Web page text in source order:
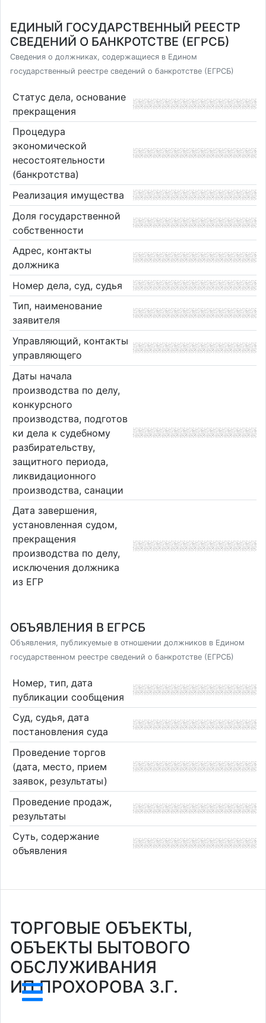
ЕДИНЫЙ ГОСУДАРСТВЕННЫЙ РЕЕСТР
СВЕДЕНИЙ О БАНКРОТСТВЕ (ЕГРСБ)
Сведения о должниках, содержащиеся в Едином
государственный реестре сведений о банкротстве (ЕГРСБ)
Статус дела, основание
прекращения
Процедура
экономической
несостоятельности
(банкротства)
Реализация имущества
Доля государственной
собственности
Адрес, контакты
должника
Номер дела, суд, судья
Тип, наименование
заявителя
Управляющий, контакты
управляющего
Даты начала
производства по делу,
конкурсного
производства, подготов
ки дела к судебному
разбирательству,
защитного периода,
ликвидационного
производства, санации
Дата завершения,
установленная судом,
прекращения
производства по делу,
исключения должника
из ЕГР
ОБЪЯВЛЕНИЯ В ЕГРСБ
Объявления, публикуемые в отношении должников в Едином
государственном реестре сведений о банкротстве (ЕГРСБ)
Номер, тип, дата
публикации сообщения
Суд, судья, дата
постановления суда
Проведение торгов
(дата, место, прием
заявок, результаты)
Проведение продаж,
результаты
Суть, содержание
объявления
ТОРГОВЫЕ ОБЪЕКТЫ,
ОБЪЕКТЫ БЫТОВОГО
ОБСЛУЖИВАНИЯ
ИП ПРОХОРОВА З.Г.